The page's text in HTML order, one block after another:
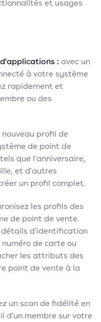
et usages
:avec un
à votre système
rapidement et
ou des
nouveau profil de
de point de
que l'anniversaire,
et d'autres
un profil complet.
les profils des
de point de vente.
détails d'identification
de carte ou
les attributs des
point de vente à la
un scan de fidélité en
d'un membre sur votre